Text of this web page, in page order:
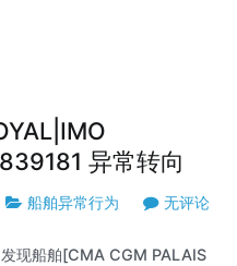
异常转向
船舶异常行为 无评论
现船舶[CMA CGM PALAIS